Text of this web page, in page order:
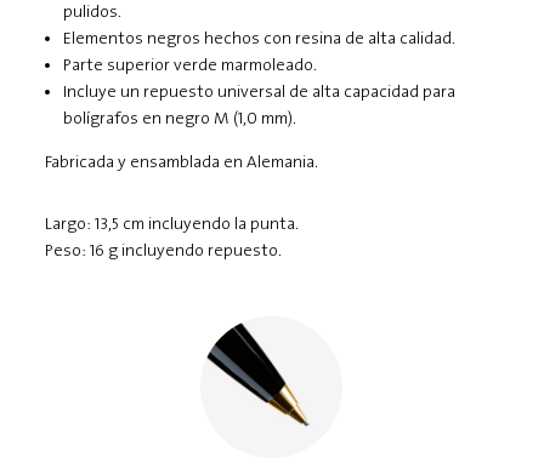
pulidos.
Elementos negros hechos con resina de alta calidad.
Parte superior verde marmoleado.
Incluye un repuesto universal de alta capacidad para
bolígrafos en negro M (1,0 mm).
Fabricada y ensamblada en Alemania.
Largo: 13,5 cm incluyendo la punta.
Peso: 16 g incluyendo repuesto.